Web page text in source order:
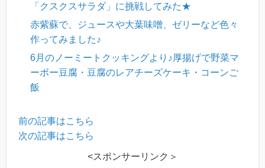
「クスクスサラダ」に挑戦してみた★
赤紫蘇で、ジュースや大葉味噌、ゼリーなど色々
作ってみました♪
6月のノーミートクッキングより♪厚揚げで野菜マ
ーボー豆腐・豆腐のレアチーズケーキ・コーンご
飯
前の記事はこちら
次の記事はこちら
<スポンサーリンク＞